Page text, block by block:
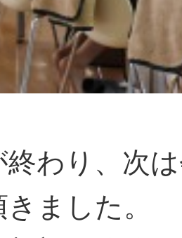
終わり、次
ました。